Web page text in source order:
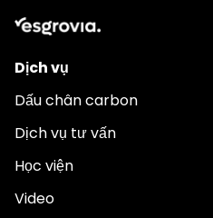
Dịch vụ
Dấu chân carbon
Dịch vụ tư vấn
Học viện
Video